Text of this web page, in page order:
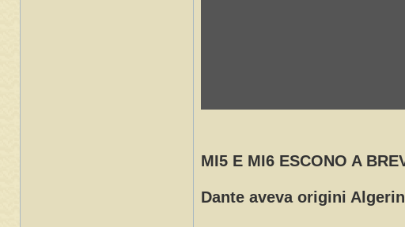
MI5 E MI6 ESCONO A
Dante aveva origini